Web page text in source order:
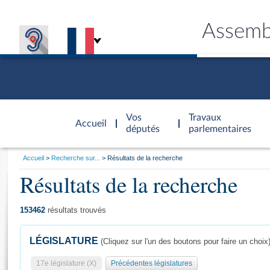
Accueil
d'accueil
Vos
députés
Travaux
parlementaires
Général
Vous
Accueil Recherche sur... Résultats de la recherche
Résultats de la recherche
153462 résultats trouvés
LÉGISLATURE (Cliquez sur l'un des boutons pour faire un choix)
17e législature (X) Précédentes législatures